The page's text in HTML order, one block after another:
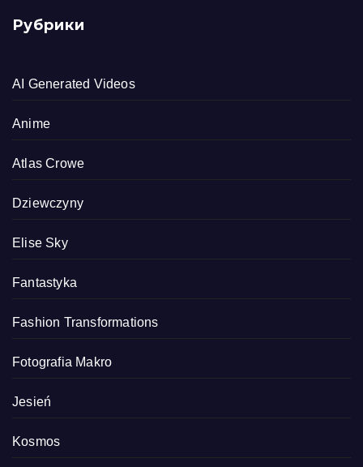
Рубрики
AI Generated Videos
Anime
Atlas Crowe
Dziewczyny
Elise Sky
Fantastyka
Fashion Transformations
Fotografia Makro
Jesień
Kosmos